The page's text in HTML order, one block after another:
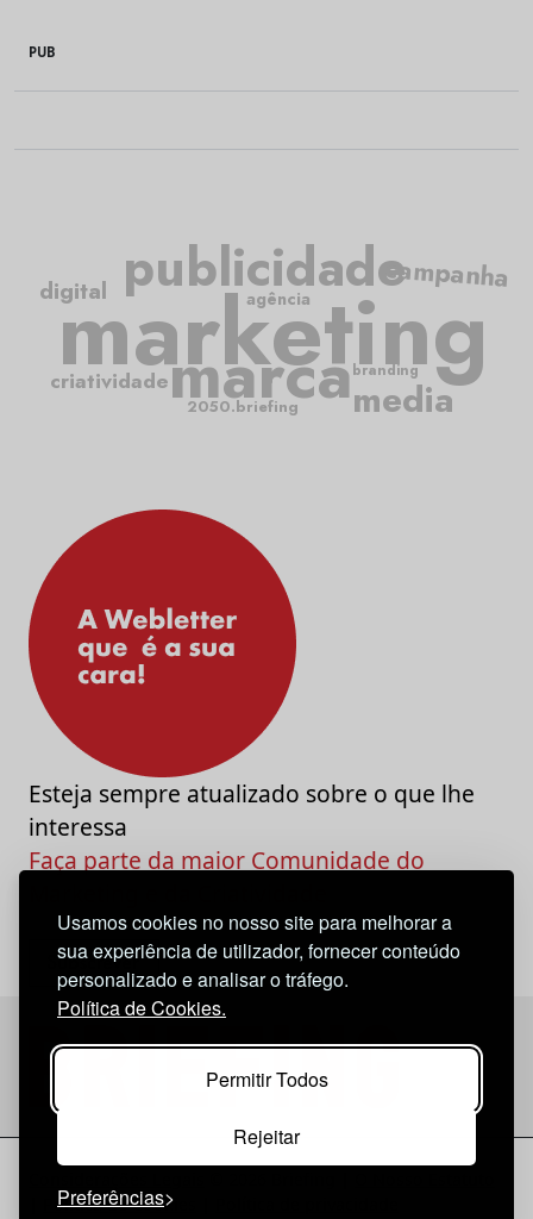
Usamos cookies no nosso site para melhorar a
sua experiência de utilizador, fornecer conteúdo
personalizado e analisar o tráfego.
Política de Cookies.
Permitir Todos
Rejeitar
Preferências
PUB
marketing
publicidade
marca
criatividade
campanha
media
agência
digital
2050.briefing
branding
Esteja sempre atualizado sobre o que lhe
interessa
Faça parte da maior Comunidade do
Política de Cookies